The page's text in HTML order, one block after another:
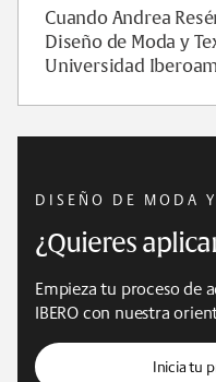
Cuando Andrea
Diseño de Moda y
Universidad
DISEÑO DE MODA
¿Quieres
Empieza tu proceso de
IBERO con nuestra
Inicia tu